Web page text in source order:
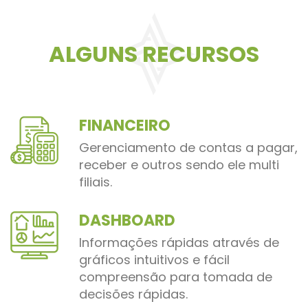
ALGUNS RECURSOS
FINANCEIRO
Gerenciamento de contas a pagar,
receber e outros sendo ele multi
filiais.
DASHBOARD
Informações rápidas através de
gráficos intuitivos e fácil
compreensão para tomada de
decisões rápidas.